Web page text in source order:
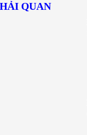
QUAN